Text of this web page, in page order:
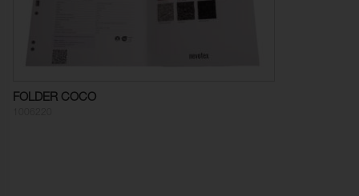
4-5
FOLDER COCO